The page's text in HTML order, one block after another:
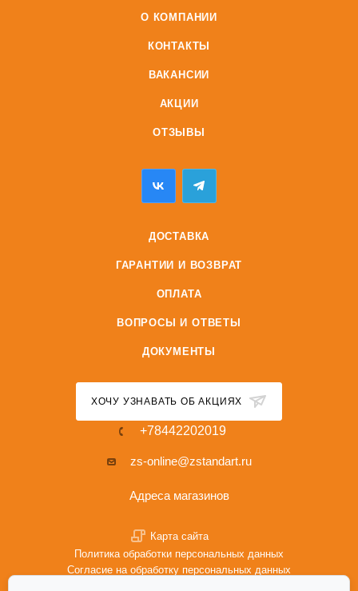
О КОМПАНИИ
КОНТАКТЫ
ВАКАНСИИ
АКЦИИ
ОТЗЫВЫ
ДОСТАВКА
ГАРАНТИИ И ВОЗВРАТ
ОПЛАТА
ВОПРОСЫ И ОТВЕТЫ
ДОКУМЕНТЫ
ХОЧУ УЗНАВАТЬ ОБ АКЦИЯХ
+78442202019
zs-online@zstandart.ru
Адреса магазинов
Карта сайта
Политика обработки персональных данных
Согласие на обработку персональных данных